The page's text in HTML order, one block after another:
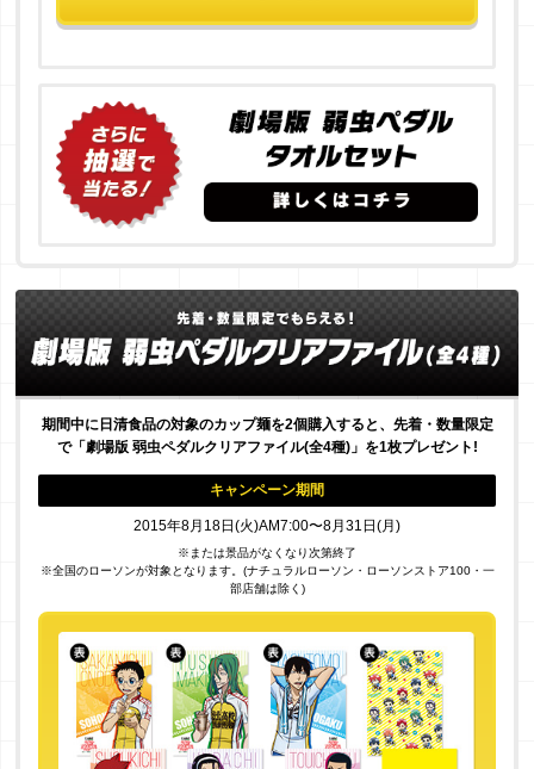
期間中に日清食品の対象のカップ麺を2個購入すると、先着・数量限定
で「劇場版 弱虫ペダルクリアファイル(全4種)」を1枚プレゼント!
キャンペーン期間
2015年8月18日(火)AM7:00〜8月31日(月)
※または景品がなくなり次第終了
※全国のローソンが対象となります。(ナチュラルローソン・ローソンストア100・一
部店舗は除く)